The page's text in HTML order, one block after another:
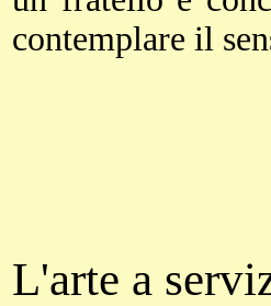
contemplare il
L'arte a